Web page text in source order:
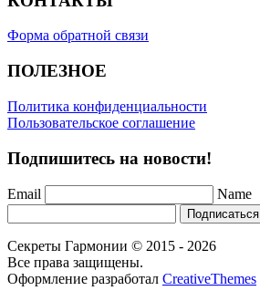
Форма обратной связи
ПОЛЕЗНОЕ
Политика конфиденциальности
Пользовательское соглашение
Подпишитесь на новости!
Email Name
Подписаться
Секреты Гармонии © 2015 - 2026
Все права защищены.
Оформление разработал CreativeThemes